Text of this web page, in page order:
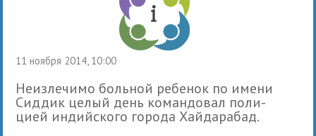
11 ноября 2014, 10:00
Неизлечимо боль­ной ребе­нок по имени
Сиддик целый день коман­до­вал поли­
цией индий­ского города Хайдарабад.